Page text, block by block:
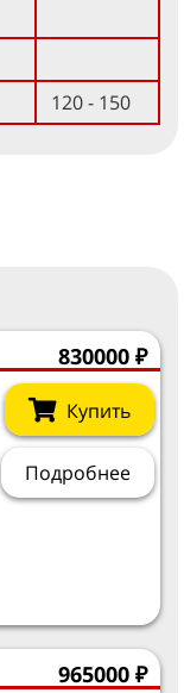
120 - 150
830000 ₽
Купить
Подробнее
965000 ₽